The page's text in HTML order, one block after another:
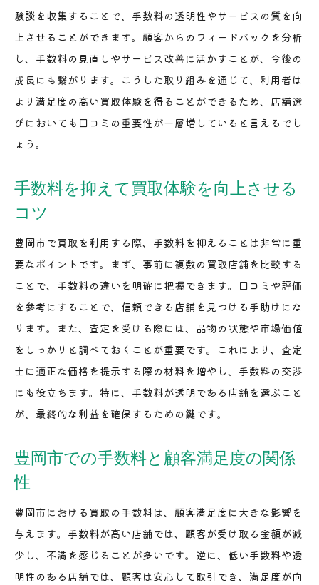
験談を収集することで、手数料の透明性やサービスの質を向
上させることができます。顧客からのフィードバックを分析
し、手数料の見直しやサービス改善に活かすことが、今後の
成長にも繋がります。こうした取り組みを通じて、利用者は
より満足度の高い買取体験を得ることができるため、店舗選
びにおいても口コミの重要性が一層増していると言えるでし
ょう。
手数料を抑えて買取体験を向上させる
コツ
豊岡市で買取を利用する際、手数料を抑えることは非常に重
要なポイントです。まず、事前に複数の買取店舗を比較する
ことで、手数料の違いを明確に把握できます。口コミや評価
を参考にすることで、信頼できる店舗を見つける手助けにな
ります。また、査定を受ける際には、品物の状態や市場価値
をしっかりと調べておくことが重要です。これにより、査定
士に適正な価格を提示する際の材料を増やし、手数料の交渉
にも役立ちます。特に、手数料が透明である店舗を選ぶこと
が、最終的な利益を確保するための鍵です。
豊岡市での手数料と顧客満足度の関係
性
豊岡市における買取の手数料は、顧客満足度に大きな影響を
与えます。手数料が高い店舗では、顧客が受け取る金額が減
少し、不満を感じることが多いです。逆に、低い手数料や透
明性のある店舗では、顧客は安心して取引でき、満足度が向